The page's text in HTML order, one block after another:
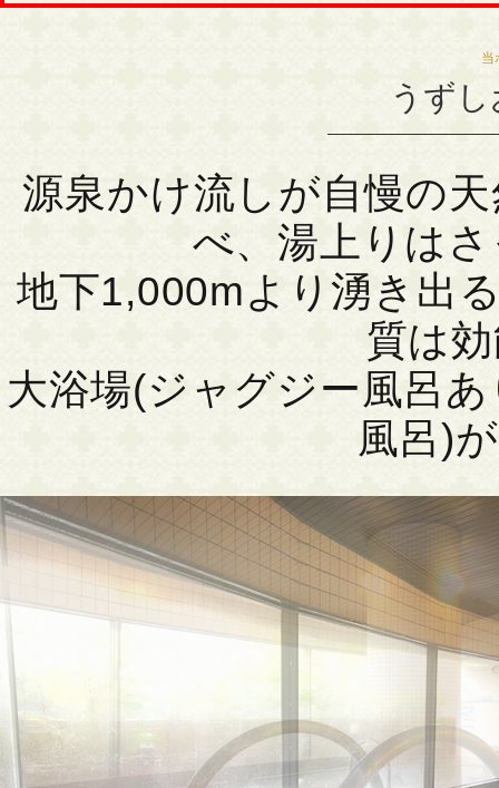
当
うず
源泉かけ流しが自慢の
べ、湯上りは
地下1,000mより湧き出
質は
大浴場(ジャグジー風呂
風呂)